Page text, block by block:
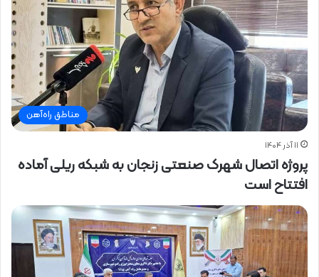
مناطق راه‌آهن
۱۱ آذر ۱۴۰۴
پروژه اتصال شهرک صنعتی زنجان به شبکه ریلی آماده
افتتاح است